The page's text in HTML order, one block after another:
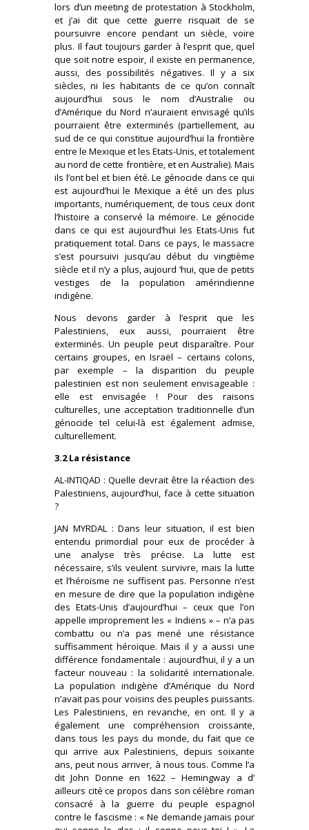
lors d’un meeting de protestation à Stockholm,
et j’ai dit que cette guerre risquait de se
poursuivre encore pendant un siècle, voire
plus. Il faut toujours garder à l’esprit que, quel
que soit notre espoir, il existe en permanence,
aussi, des possibilités négatives. Il y a six
siècles, ni les habitants de ce qu’on connaît
aujourd’hui sous le nom d’Australie ou
d’Amérique du Nord n’auraient envisagé qu’ils
pourraient être exterminés (partiellement, au
sud de ce qui constitue aujourd’hui la frontière
entre le Mexique et les Etats-Unis, et totalement
au nord de cette frontière, et en Australie). Mais
ils l’ont bel et bien été. Le génocide dans ce qui
est aujourd’hui le Mexique a été un des plus
importants, numériquement, de tous ceux dont
l’histoire a conservé la mémoire. Le génocide
dans ce qui est aujourd’hui les Etats-Unis fut
pratiquement total. Dans ce pays, le massacre
s’est poursuivi jusqu’au début du vingtième
siècle et il n’y a plus, aujourd ‘hui, que de petits
vestiges de la population amérindienne
indigène.
Nous devons garder à l’esprit que les
Palestiniens, eux aussi, pourraient être
exterminés. Un peuple peut disparaître. Pour
certains groupes, en Israël – certains colons,
par exemple – la disparition du peuple
palestinien est non seulement envisageable :
elle est envisagée ! Pour des raisons
culturelles, une acceptation traditionnelle d’un
génocide tel celui-là est également admise,
culturellement.
3.2 La résistance
AL-INTIQAD : Quelle devrait être la réaction des
Palestiniens, aujourd’hui, face à cette situation
?
JAN MYRDAL : Dans leur situation, il est bien
entendu primordial pour eux de procéder à
une analyse très précise. La lutte est
nécessaire, s’ils veulent survivre, mais la lutte
et l’héroïsme ne suffisent pas. Personne n’est
en mesure de dire que la population indigène
des Etats-Unis d’aujourd’hui – ceux que l’on
appelle improprement les « Indiens » – n’a pas
combattu ou n’a pas mené une résistance
suffisamment héroïque. Mais il y a aussi une
différence fondamentale : aujourd’hui, il y a un
facteur nouveau : la solidarité internationale.
La population indigène d’Amérique du Nord
n’avait pas pour voisins des peuples puissants.
Les Palestiniens, en revanche, en ont. Il y a
également une compréhension croissante,
dans tous les pays du monde, du fait que ce
qui arrive aux Palestiniens, depuis soixante
ans, peut nous arriver, à nous tous. Comme l’a
dit John Donne en 1622 – Hemingway a d’
ailleurs cité ce propos dans son célèbre roman
consacré à la guerre du peuple espagnol
contre le fascisme : « Ne demande jamais pour